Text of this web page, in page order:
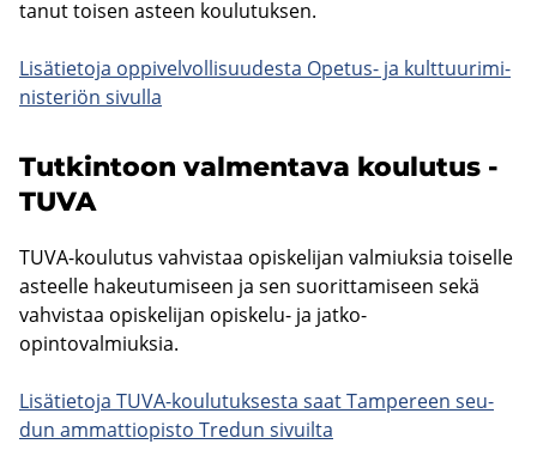
ta­nut toi­sen as­teen kou­lu­tuk­sen.
Li­sä­tie­to­ja op­pi­vel­vol­li­suu­des­ta Opetus-​ ja kult­tuu­ri­mi­
nis­te­riön si­vul­la
Tut­kin­toon val­men­ta­va kou­lu­tus -
TUVA
TUVA-​koulutus vah­vis­taa opis­ke­li­jan val­miuk­sia toi­sel­le
as­teel­le ha­keu­tu­mi­seen ja sen suo­rit­ta­mi­seen sekä
vah­vis­taa opis­ke­li­jan opiskelu-​ ja jatko-​
opintovalmiuksia.
Li­sä­tie­to­ja TUVA-​koulutuksesta saat Tam­pe­reen seu­
dun am­mat­tio­pis­to Tre­dun si­vuil­ta